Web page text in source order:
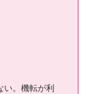
。機転が利